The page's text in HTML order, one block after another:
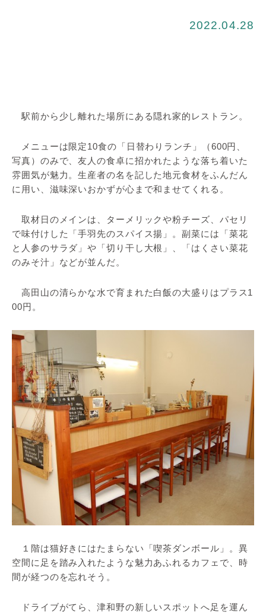
2022.04.28
駅前から少し離れた場所にある隠れ家的レストラン。
メニューは限定10食の「日替わりランチ」（600円、
写真）のみで、友人の食卓に招かれたような落ち着いた
雰囲気が魅力。生産者の名を記した地元食材をふんだん
に用い、滋味深いおかずが心まで和ませてくれる。
取材日のメインは、ターメリックや粉チーズ、パセリ
で味付けした「手羽先のスパイス揚」。副菜には「菜花
と人参のサラダ」や「切り干し大根」、「はくさい菜花
のみそ汁」などが並んだ。
高田山の清らかな水で育まれた白飯の大盛りはプラス1
00円。
１階は猫好きにはたまらない「喫茶ダンボール」。異
空間に足を踏み入れたような魅力あふれるカフェで、時
間が経つのを忘れそう。
ドライブがてら、津和野の新しいスポットへ足を運ん